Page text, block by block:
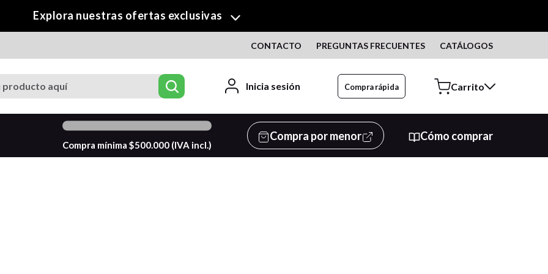
Explora nuestras ofertas exclusivas
CONTACTO PREGUNTAS FRECUENTES CATÁLOGOS
aquí
Inicia sesión Compra rápida
Compra mínima $500.000(IVA incl.)
Compra por menor Cómo comprar